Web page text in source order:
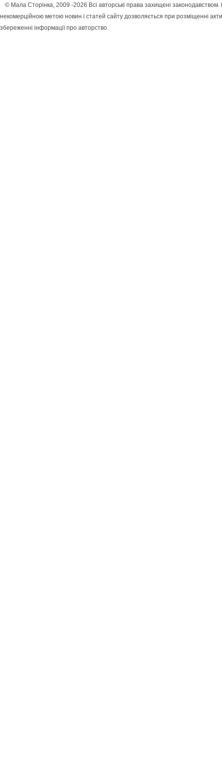
© Мала Сторінка, 2009 -2026 Всі авторські права захищені
некомерційною метою новин і статей сайту дозволяється при розміщенні
збереженні інформації про авторство.